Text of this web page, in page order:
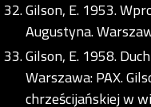
Gilson, E. 1953.
Augustyna.
Gilson, E. 1958.
Warszawa: PAX.
chrześcijańskiej w